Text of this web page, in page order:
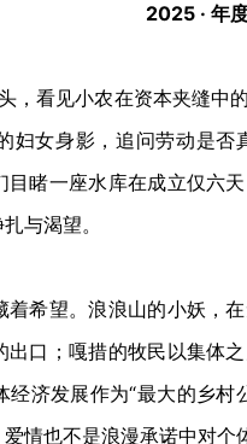
2025 · 年
，看见小农在资本夹缝中
妇女身影，追问劳动是
睹一座水库在成立仅六
与渴望。
希望。浪浪山的小妖，
口；嘎措的牧民以集体
济发展作为“最大的乡
情也不是浪漫承诺中对